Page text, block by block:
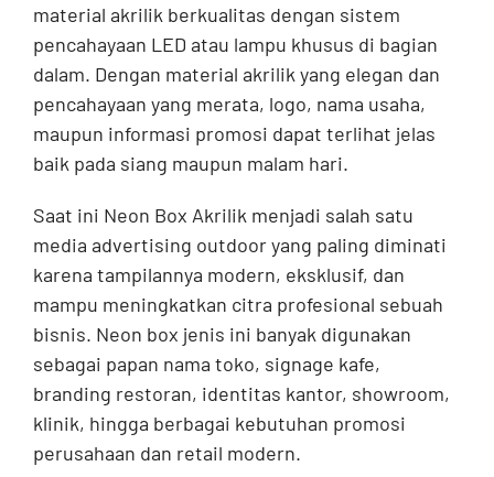
material akrilik berkualitas dengan sistem
pencahayaan LED atau lampu khusus di bagian
dalam. Dengan material akrilik yang elegan dan
pencahayaan yang merata, logo, nama usaha,
maupun informasi promosi dapat terlihat jelas
baik pada siang maupun malam hari.
Saat ini Neon Box Akrilik menjadi salah satu
media advertising outdoor yang paling diminati
karena tampilannya modern, eksklusif, dan
mampu meningkatkan citra profesional sebuah
bisnis. Neon box jenis ini banyak digunakan
sebagai papan nama toko, signage kafe,
branding restoran, identitas kantor, showroom,
klinik, hingga berbagai kebutuhan promosi
perusahaan dan retail modern.